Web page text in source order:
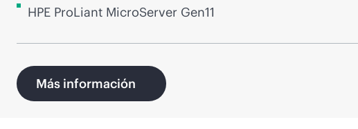
HPE ProLiant MicroServer Gen11
Más información